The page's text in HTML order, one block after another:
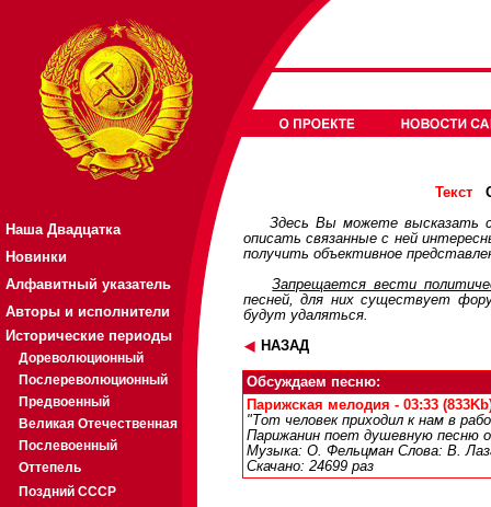
Наша Двадцатка
Новинки
Алфавитный указатель
Авторы и исполнители
Исторические периоды
Дореволюционный
Послереволюционный
Предвоенный
Великая Отечественная
Послевоенный
Оттепель
Поздний СССР
Текст
Здесь Вы можете высказать
описать связанные с ней
получить объективное
Запрещается вести
песней, для них существует
будут удаляться.
НАЗАД
Обсуждаем песню:
Парижская мелодия - 03:33
"Тот человек приходил к нам в
Парижанин поет душевную песню
Музыка: О. Фельцман Слова: В.
Скачано: 24699 раз